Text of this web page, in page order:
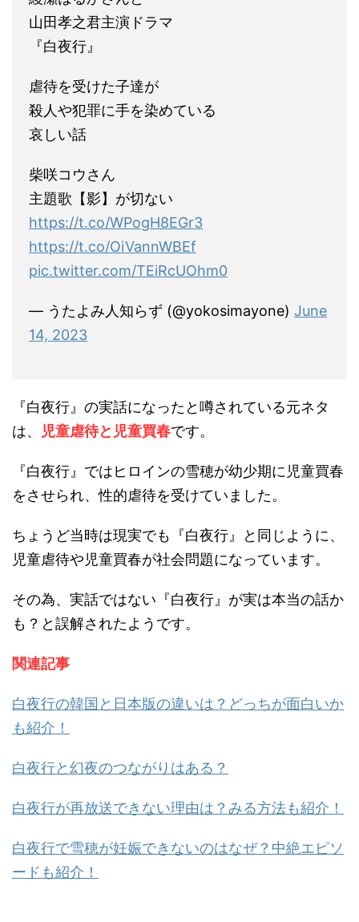
山田孝之君主演ドラマ
『白夜行』
虐待を受けた子達が
殺人や犯罪に手を染めている
哀しい話
柴咲コウさん
主題歌【影】が切ない
https://t.co/WPogH8EGr3
https://t.co/OiVannWBEf
pic.twitter.com/TEiRcUOhm0
— うたよみ人知らず (@yokosimayone) June
14, 2023
『白夜行』の実話になったと噂されている元ネタ
は、
児童虐待と児童買春です。
『白夜行』ではヒロインの雪穂が幼少期に児童買春
をさせられ、性的虐待を受けていました。
ちょうど当時は現実でも『白夜行』と同じように、
児童虐待や児童買春が社会問題になっています。
その為、実話ではない『白夜行』が実は本当の話か
も？と誤解されたようです。
関連記事
白夜行の韓国と日本版の違いは？どっちが面白いか
も紹介！
白夜行と幻夜のつながりはある？
白夜行が再放送できない理由は？みる方法も紹介！
白夜行で雪穂が妊娠できないのはなぜ？中絶エピソ
ードも紹介！